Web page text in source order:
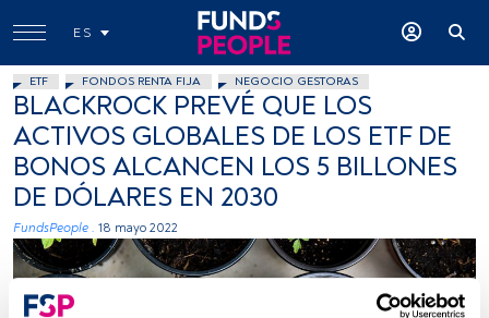
ES
ETF FONDOS RENTA FIJA NEGOCIO GESTORAS
BLACKROCK PREVÉ QUE LOS
ACTIVOS GLOBALES DE LOS ETF DE
BONOS ALCANCEN LOS 5 BILLONES
DE DÓLARES EN 2030
FundsPeople . 18 mayo 2022